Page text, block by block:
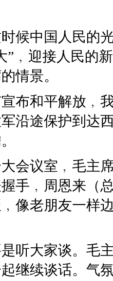
候中国人民的
”﹐迎接人民的
情景。
布和平解放﹐
沿途保护到达
会议室﹐毛主
手﹐周恩来（
像老朋友一样
听大家谈。毛
继续谈话。气